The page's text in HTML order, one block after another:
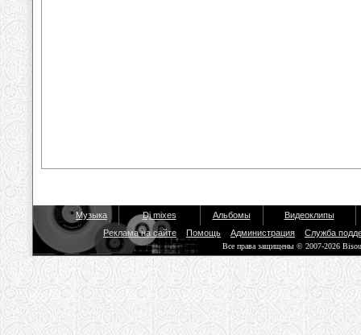
Музыка Dj mixes Альбомы
Видеоклипы
Реклама на сайте
Помощь Администрация Служба
Все права защищены © 2007-2026